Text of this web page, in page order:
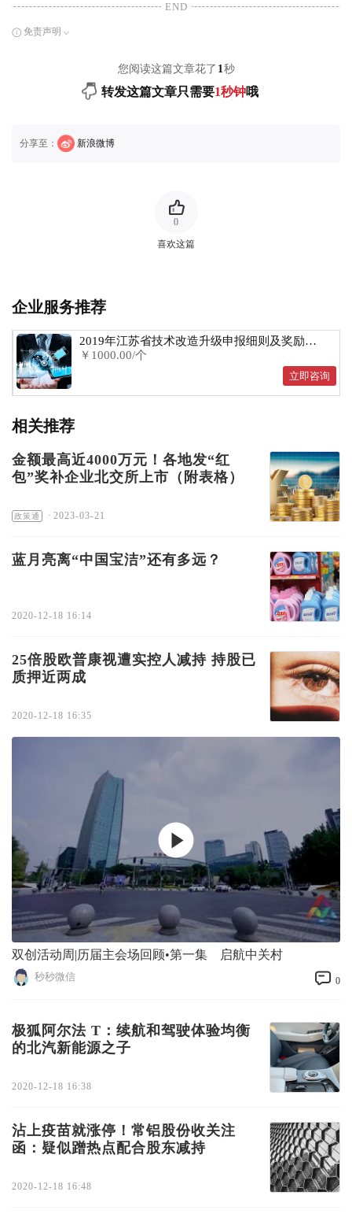
END
免责声明
您阅读这篇文章花了 1秒
转发这篇文章只需要1秒钟哦
分享至： 新浪微博
喜欢这篇
0
企业服务推荐
2019年江苏省技术改造升级申报细则及奖励政
策
￥1000.00/个
立即咨询
相关推荐
金额最高近4000万元！各地发“红
包”奖补企业北交所上市（附表格）
政策通 · 2023-03-21
蓝月亮离“中国宝洁”还有多远？
2020-12-18 16:14
25倍股欧普康视遭实控人减持 持股已
质押近两成
2020-12-18 16:35
双创活动周|历届主会场回顾•第一集 启航中关村
秒秒微信 0
极狐阿尔法 T：续航和驾驶体验均衡
的北汽新能源之子
2020-12-18 16:38
沾上疫苗就涨停！常铝股份收关注
函：疑似蹭热点配合股东减持
2020-12-18 16:48